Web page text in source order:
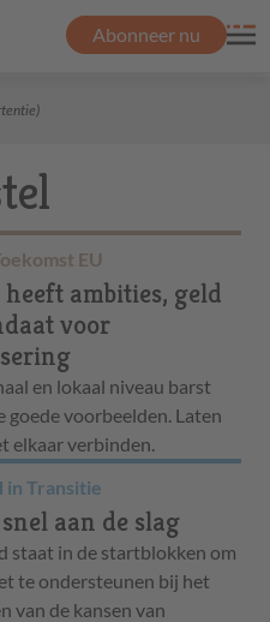
Abonneer nu
EU
ambities, geld
voor
en lokaal niveau barst
goede voorbeelden. Laten
elkaar verbinden.
in Transitie
aan de slag
staat in de startblokken om
te ondersteunen bij het
van de kansen van